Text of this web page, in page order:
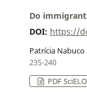
Do
DOI: https://
Patrícia
235-240
PDF